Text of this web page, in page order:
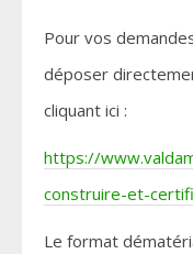
Pour vos
déposer
cliquant ici :
https://
construire-et-
Le format